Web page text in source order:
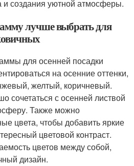
и создания уютной атмосферы.
лучше выбрать для
для осенней посадки
на осенние оттенки,
желтый, коричневый.
сочетаться с осенней листвой
Также можно
цвета, чтобы добавить яркие
цветовой контраст.
цветов между собой,
дизайн.